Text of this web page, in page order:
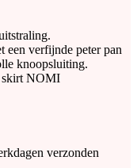
een verfijnde peter pan
knoopsluiting.
skirt NOMI
verzonden